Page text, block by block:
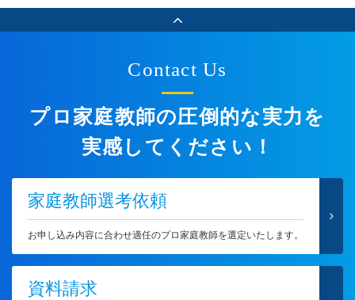
Contact Us
プロ家庭教師の圧倒的な実力を
実感してください！
家庭教師選考依頼
お申し込み内容に合わせ適任のプロ家庭教師を選定いたします。
資料請求